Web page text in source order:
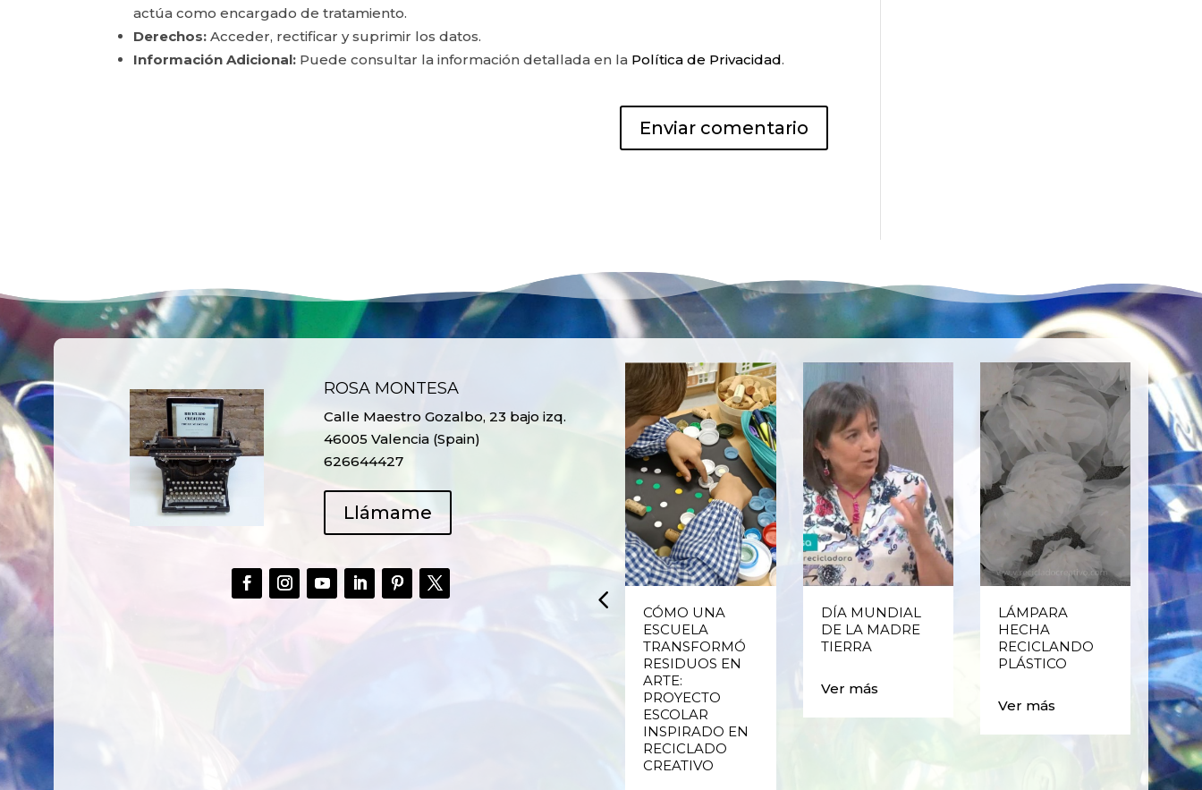
actúa como encargado de tratamiento.
Derechos: Acceder, rectificar y suprimir los datos.
Información Adicional: Puede consultar la información detallada en la Política de Privacidad.
ROSA MONTESA
Calle Maestro Gozalbo, 23 bajo izq.
46005 Valencia (Spain)
626644427
Llámame
RECICLADO EN
CÓMO UNA
ESCUELA
TRANSFORMÓ
RESIDUOS EN
ARTE:
PROYECTO
ESCOLAR
INSPIRADO EN
RECICLADO
CREATIVO
DÍA MUNDIAL
DE LA MADRE
TIERRA
Ver más
LÁMPARA
HECHA
RECICLANDO
PLÁSTICO
Ver más